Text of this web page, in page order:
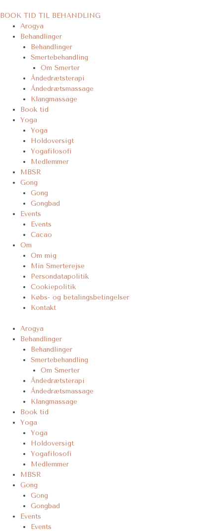
til
indholdet
BOOK TID TIL BEHANDLING
Arogya
Behandlinger
Behandlinger
Smertebehandling
Om Smerter
Åndedrætsterapi
Åndedrætsmassage
Klangmassage
Book tid
Yoga
Yoga
Holdoversigt
Yogafilosofi
Medlemmer
MBSR
Gong
Gong
Gongbad
Events
Events
Cacao
Om
Om mig
Min Smerterejse
Persondatapolitik
Cookiepolitik
Købs- og betalingsbetingelser
Kontakt
Arogya
Behandlinger
Behandlinger
Smertebehandling
Om Smerter
Åndedrætsterapi
Åndedrætsmassage
Klangmassage
Book tid
Yoga
Yoga
Holdoversigt
Yogafilosofi
Medlemmer
MBSR
Gong
Gong
Gongbad
Events
Events